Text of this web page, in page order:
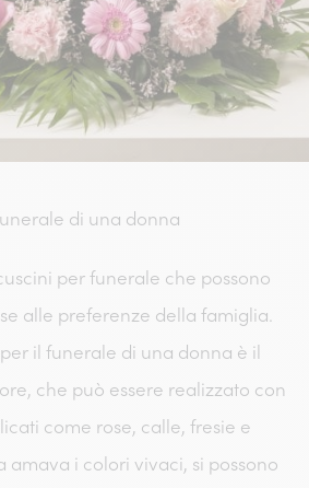
di una donna
per funerale che possono
alle preferenze della famiglia.
il funerale di una donna è il
che può essere realizzato con
come rose, calle, fresie e
amava i colori vivaci, si possono